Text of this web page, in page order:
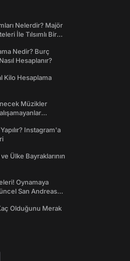
Nelerdir? Majör
İle Tılsımlı Bir
Nedir? Burç
Hesaplanır?
Kilo Hesaplama
Müzikler
Instagram'a
Ülke Bayraklarının
Oynamaya
San Andreas
Olduğunu Merak